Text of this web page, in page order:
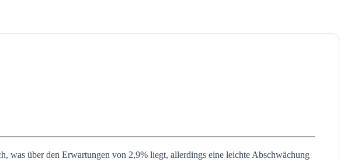
was über den Erwartungen von 2,9% liegt, allerdings eine leichte Abschwächung